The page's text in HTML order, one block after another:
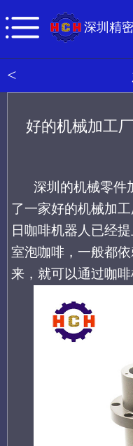
深圳精
<
好的机械加工
深圳的机械零件
了一家好的机械加
日咖啡机器人已经
室泡咖啡，一般都
来，就可以通过咖啡